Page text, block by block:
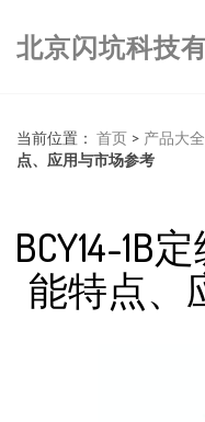
北京闪坑科技
当前位置： 首页 > 产品大全
点、应用与市场参考
BCY14-1B
能特点、